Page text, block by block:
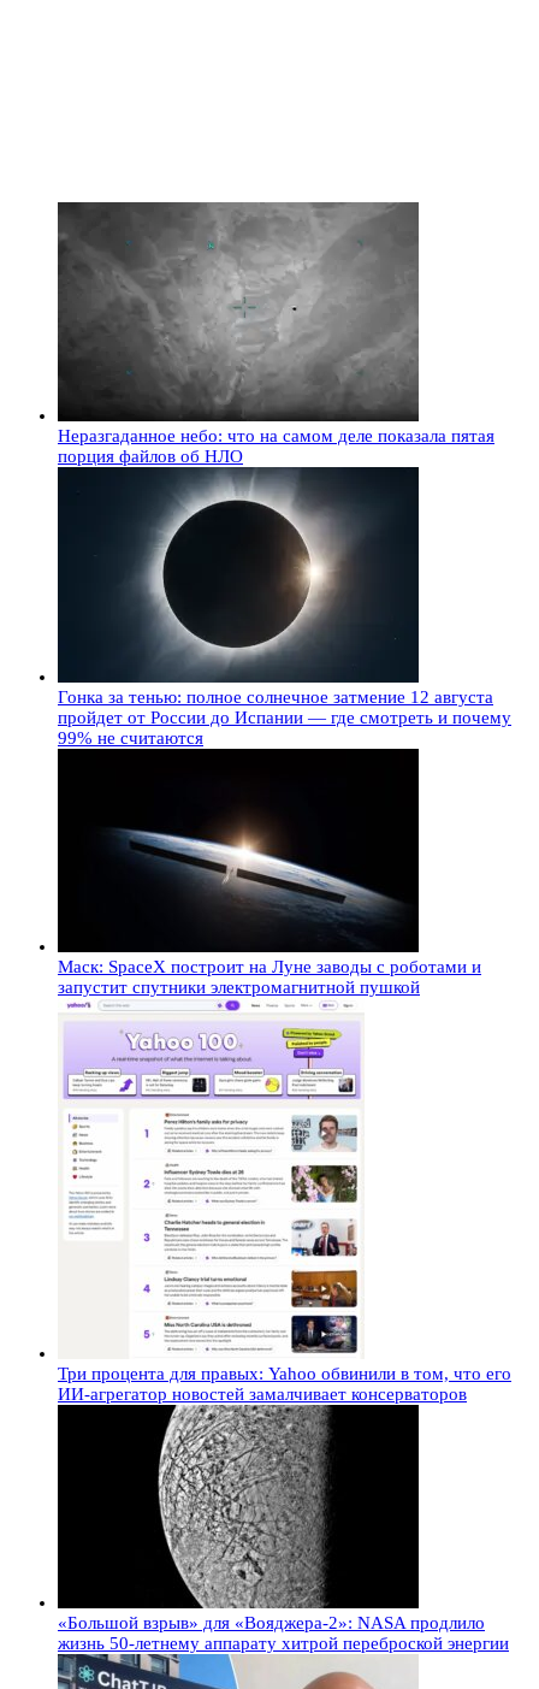
Неразгаданное небо: что на самом деле показала пятая
порция файлов об НЛО
Гонка за тенью: полное солнечное затмение 12 августа
пройдет от России до Испании — где смотреть и почему
99% не считаются
Маск: SpaceX построит на Луне заводы с роботами и
запустит спутники электромагнитной пушкой
Три процента для правых: Yahoo обвинили в том, что его
ИИ-агрегатор новостей замалчивает консерваторов
«Большой взрыв» для «Вояджера-2»: NASA продлило
жизнь 50-летнему аппарату хитрой переброской энергии